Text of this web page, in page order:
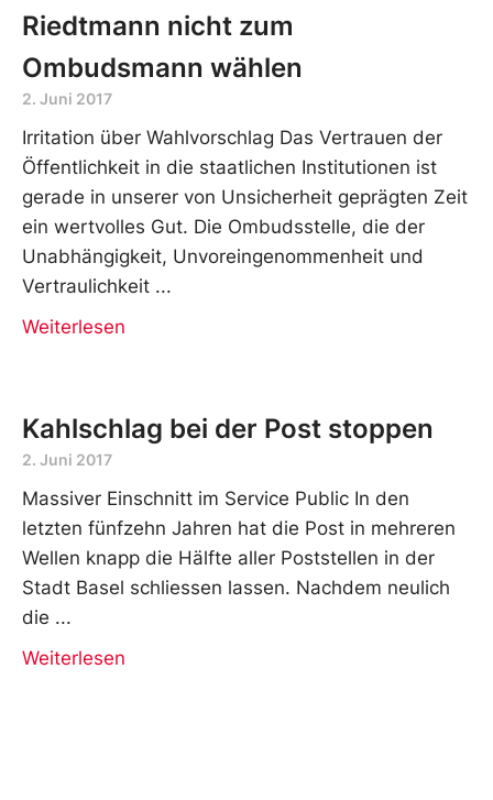
Riedtmann nicht zum
Ombudsmann wählen
2. Juni 2017
Irritation über Wahlvorschlag Das Vertrauen der
Öffentlichkeit in die staatlichen Institutionen ist
gerade in unserer von Unsicherheit geprägten Zeit
ein wertvolles Gut. Die Ombudsstelle, die der
Unabhängigkeit, Unvoreingenommenheit und
Vertraulichkeit
Weiterlesen
Kahlschlag bei der Post stoppen
2. Juni 2017
Massiver Einschnitt im Service Public In den
letzten fünfzehn Jahren hat die Post in mehreren
Wellen knapp die Hälfte aller Poststellen in der
Stadt Basel schliessen lassen. Nachdem neulich
die
Weiterlesen